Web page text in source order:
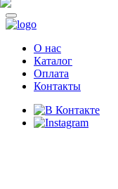
О нас
Каталог
Оплата
Контакты